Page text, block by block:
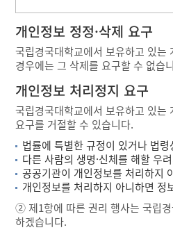
개인정보 정정·삭제 요구
국립경국대학교에서 보유하고 있는
경우에는 그 삭제를 요구할 수 없습
개인정보 처리정지 요구
국립경국대학교에서 보유하고 있
요구를 거절할 수 있습니다.
법률에 특별한 규정이 있거나 법
다른 사람의 생명·신체를 해할 우
공공기관이 개인정보를 처리하지
개인정보를 처리하지 아니하면
② 제1항에 따른 권리 행사는 국립
하겠습니다.